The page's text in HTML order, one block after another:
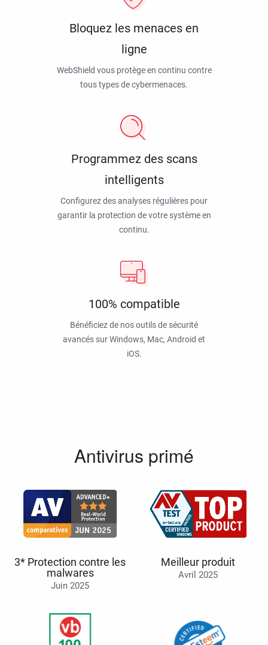
Bloquez les menaces en
ligne
WebShield vous protège en continu contre
tous types de cybermenaces.
Programmez des scans
intelligents
Configurez des analyses régulières pour
garantir la protection de votre système en
continu.
100% compatible
Bénéficiez de nos outils de sécurité
avancés sur Windows, Mac, Android et
iOS.
Antivirus primé
3* Protection contre les
malwares
Juin 2025
Meilleur produit
Avril 2025